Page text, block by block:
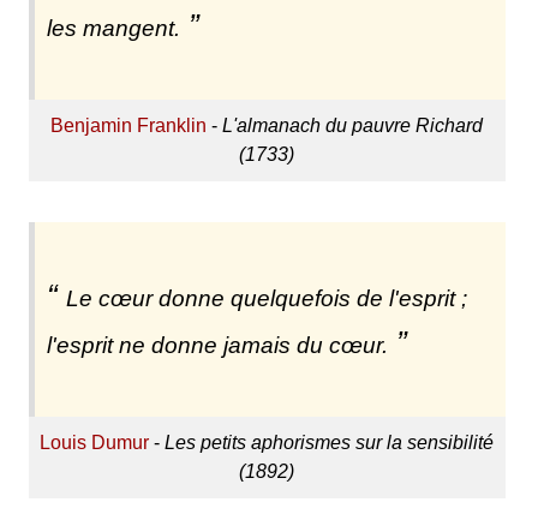
les mangent.
Benjamin Franklin -L'almanach du pauvre Richard
(1733)
Le cœur donne quelquefois de l'esprit ;
l'esprit ne donne jamais du cœur.
Louis Dumur -Les petits aphorismes sur la sensibilité
(1892)